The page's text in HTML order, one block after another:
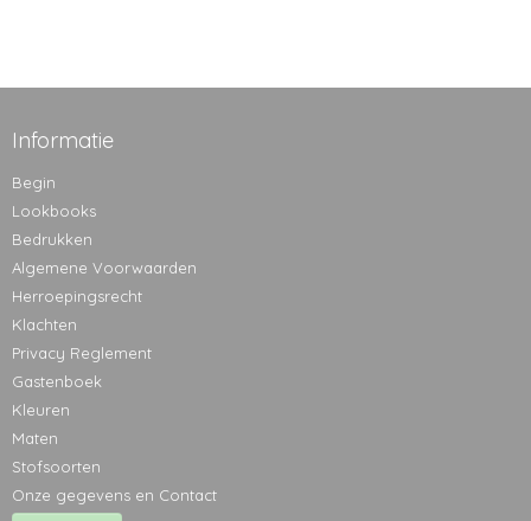
Informatie
Begin
Lookbooks
Bedrukken
Algemene Voorwaarden
Herroepingsrecht
Klachten
Privacy Reglement
Gastenboek
Kleuren
Maten
Stofsoorten
Onze gegevens en Contact